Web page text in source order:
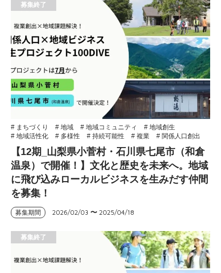
募集終了
# まちづくり # 地域 # 地域コミュニティ
# 地域創生
# 地域活性化
# 多様性 # 持続可能性 # 複業 # 関係人口創出
【12期_山梨県小菅村・石川県七尾市（和倉
温泉）で開催！】文化と歴史を未来へ。地域
に飛び込みローカルビジネスを生みだす仲間
を募集！
募集期間 2026/02/03 〜2025/04/18
募集終了